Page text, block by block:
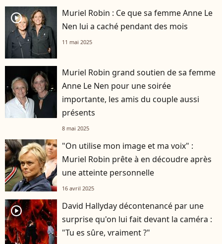
player2
Muriel Robin : Ce que sa femme Anne Le
Nen lui a caché pendant des mois
11 mai 2025
Muriel Robin grand soutien de sa femme
Anne Le Nen pour une soirée
importante, les amis du couple aussi
présents
8 mai 2025
"On utilise mon image et ma voix" :
Muriel Robin prête à en découdre après
une atteinte personnelle
16 avril 2025
player2
David Hallyday décontenancé par une
surprise qu'on lui fait devant la caméra :
"Tu es sûre, vraiment ?"